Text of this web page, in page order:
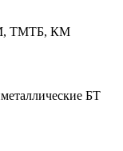
ТМТБ, КМ
БТ